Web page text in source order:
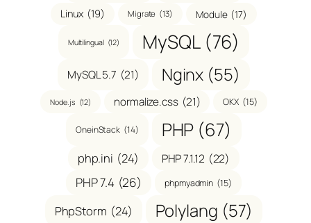
Linux (19) Migrate (13) Module (17)
Multilingual (12) MySQL (76)
MySQL 5.7 (21) Nginx (55)
Node.js (12) normalize.css (21) OKX (15)
OneinStack (14) PHP (67)
php.ini (24) PHP 7.1.12 (22)
PHP 7.4 (26) phpmyadmin (15)
PhpStorm (24) Polylang (57)